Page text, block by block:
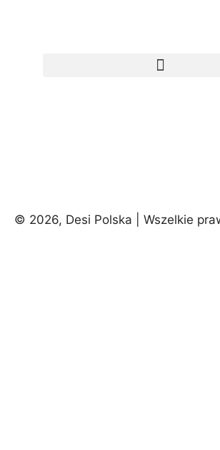
© 2026, Desi Polska | Wszelkie